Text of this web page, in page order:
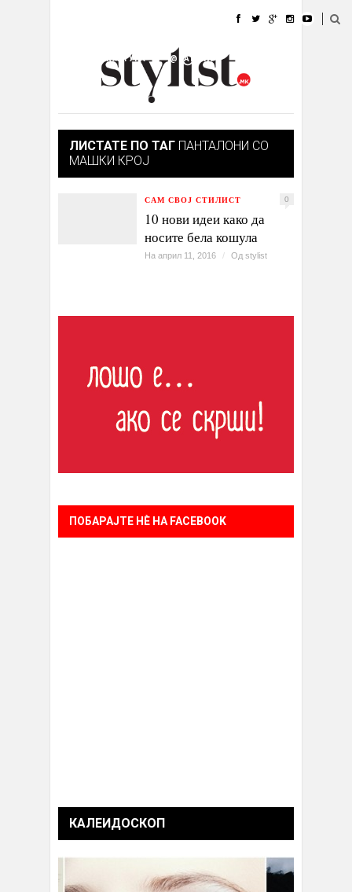
УБАВИНА
КУЛТУРА @РАБОТА
ИЗЛОГ
ЛИСТАТЕ ПО ТАГ ПАНТАЛОНИ СО
МАШКИ КРОЈ
САМ СВОЈ СТИЛИСТ 0
10 нови идеи како да
носите бела кошула
На април 11, 2016 / Од stylist
ПОБАРАЈТЕ НÈ НА FACEBOOK
КАЛЕИДОСКОП